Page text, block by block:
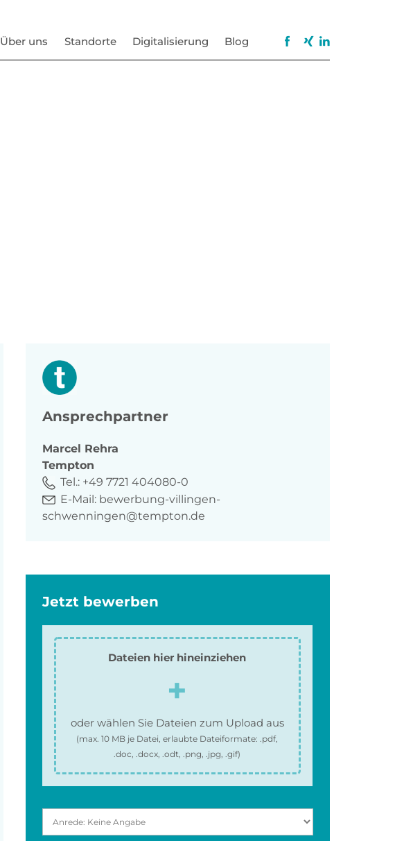
Über uns Standorte Digitalisierung Blog
Ansprechpartner
Marcel Rehra
Tempton
Tel.: +49 7721 404080-0
E-Mail: bewerbung-villingen-
schwenningen@tempton.de
Jetzt bewerben
Dateien hier hineinziehen
oder wählen Sie Dateien zum Upload aus
(max.10 MB je Datei, erlaubte Dateiformate:.pdf,
.doc, .docx, .odt, .png, .jpg, .gif)